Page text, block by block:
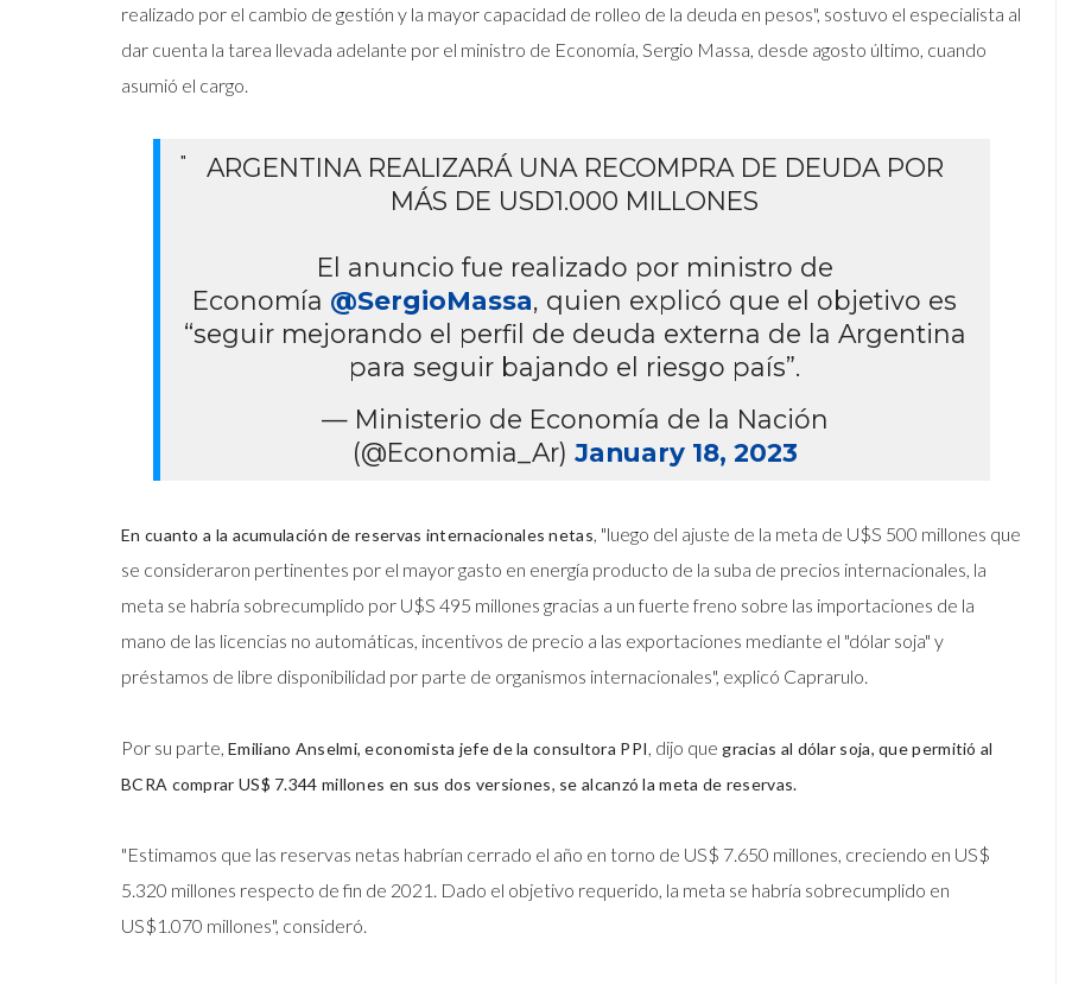
realizado por el cambio de gestión y la mayor capacidad de rolleo de la deuda en pesos", sostuvo el especialista al
dar cuenta la tarea llevada adelante por el ministro de Economía, Sergio Massa, desde agosto último, cuando
asumió el cargo.
ARGENTINA REALIZARÁ UNA RECOMPRA DE DEUDA POR
MÁS DE USD1.000 MILLONES
El anuncio fue realizado por ministro de
Economía @SergioMassa, quien explicó que el objetivo es
“seguir mejorando el perfil de deuda externa de la Argentina
para seguir bajando el riesgo país”.
— Ministerio de Economía de la Nación
(@Economia_Ar) January 18, 2023
En cuanto a la acumulación de reservas internacionales netas, "luego del ajuste de la meta de U$S 500 millones que
se consideraron pertinentes por el mayor gasto en energía producto de la suba de precios internacionales, la
meta se habría sobrecumplido por U$S 495 millones gracias a un fuerte freno sobre las importaciones de la
mano de las licencias no automáticas, incentivos de precio a las exportaciones mediante el "dólar soja" y
préstamos de libre disponibilidad por parte de organismos internacionales", explicó Caprarulo.
Por su parte, Emiliano Anselmi, economista jefe de la consultora PPI, dijo que gracias al dólar soja, que permitió al
BCRA comprar US$ 7.344 millones en sus dos versiones, se alcanzó la meta de reservas.
"Estimamos que las reservas netas habrían cerrado el año en torno de US$ 7.650 millones, creciendo en US$
5.320 millones respecto de fin de 2021. Dado el objetivo requerido, la meta se habría sobrecumplido en
US$1.070 millones", consideró.